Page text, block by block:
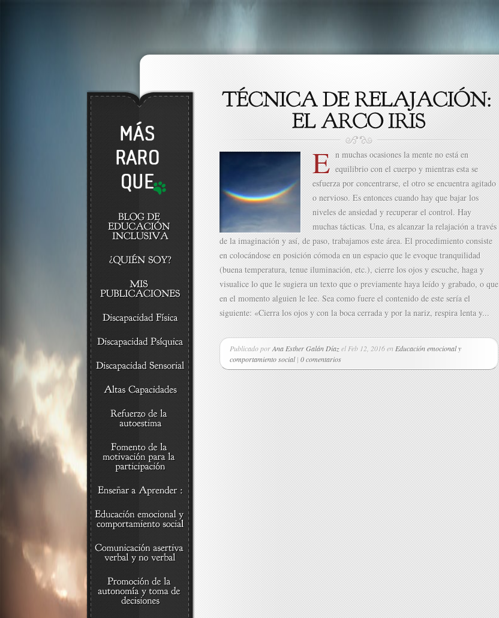
E n muchas ocasiones la mente no está en
equilibrio con el cuerpo y mientras esta se
esfuerza por concentrarse, el otro se encuentra agitado
o nervioso. Es entonces cuando hay que bajar los
niveles de ansiedad y recuperar el control. Hay
muchas tácticas. Una, es alcanzar la relajación a través
de la imaginación y así, de paso, trabajamos este área. El procedimiento consiste
en colocándose en posición cómoda en un espacio que le evoque tranquilidad
(buena temperatura, tenue iluminación, etc.), cierre los ojos y escuche, haga y
visualice lo que le sugiera un texto que o previamente haya leído y grabado, o que
en el momento alguien le lee. Sea como fuere el contenido de este sería el
siguiente: «Cierra los ojos y con la boca cerrada y por la nariz, respira lenta y...
Publicado porAna Esther Galán Díazel Feb 12, 2016 en Educación emocional y
comportamiento social| 0 comentarios